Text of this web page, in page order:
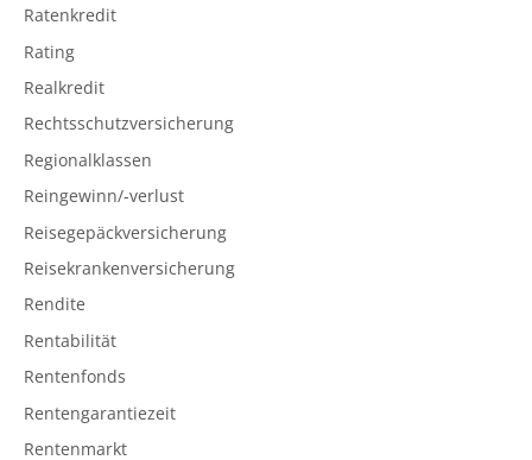
Ratenkredit
Rating
Realkredit
Rechtsschutzversicherung
Regionalklassen
Reingewinn/-verlust
Reisegepäckversicherung
Reisekrankenversicherung
Rendite
Rentabilität
Rentenfonds
Rentengarantiezeit
Rentenmarkt